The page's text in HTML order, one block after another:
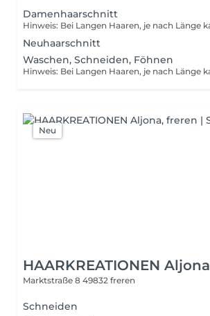
Damenhaarschnitt
Neuhaarschnitt
Waschen, Schneiden, Föhnen
Neu
HAARKREATIONEN Aljona
Marktstraße 8 49832 freren
Schneiden